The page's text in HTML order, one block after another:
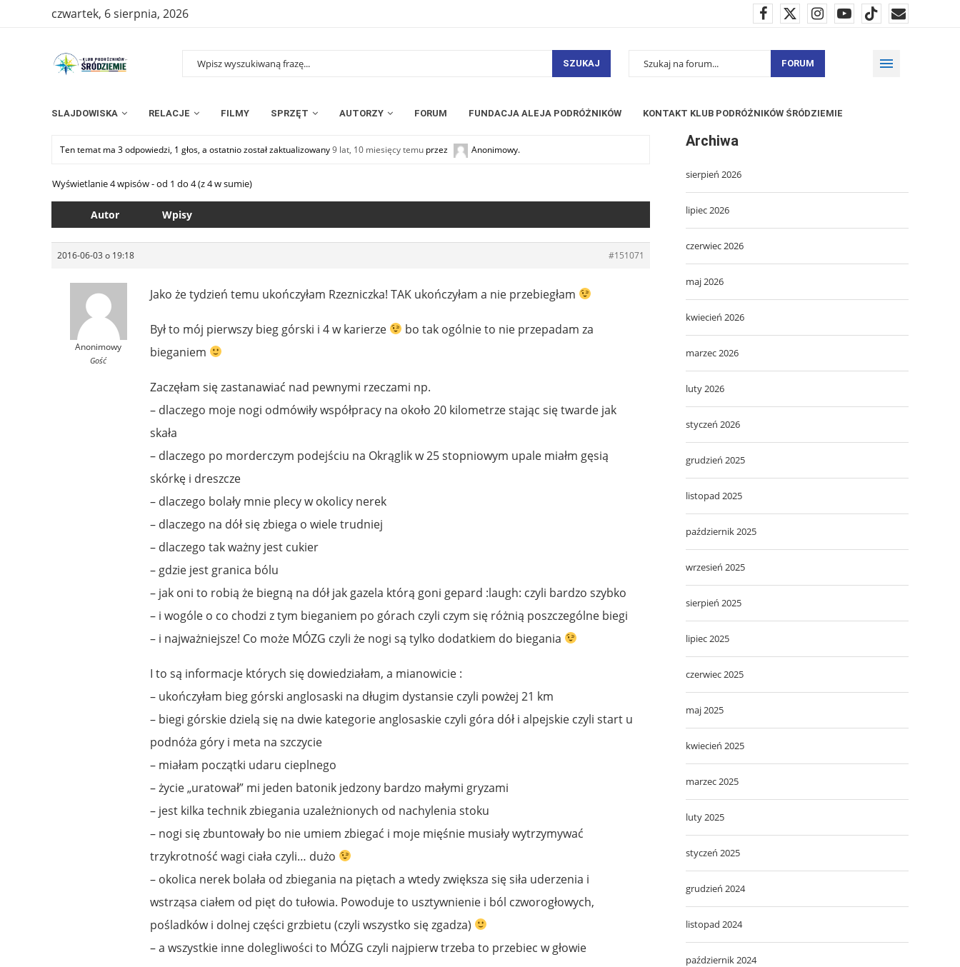
czwartek, 6 sierpnia, 2026
SZUKAJ FORUM
SLAJDOWISKA RELACJE FILMY SPRZĘT AUTORZY FORUM FUNDACJA ALEJA PODRÓŻNIKÓW KONTAKT KLUB PODRÓŻNIKÓW ŚRÓDZIEMIE
Ten temat ma 3 odpowiedzi, 1 głos, a ostatnio został zaktualizowany9 lat, 10 miesięcy temu przez Anonimowy.
Wyświetlanie 4 wpisów - od 1 do 4 (z 4 w sumie)
Autor Wpisy
2016-06-03 o 19:18 #151071
Anonimowy
Gość
Jako że tydzień temu ukończyłam Rzezniczka! TAK ukończyłam a nie przebiegłam
Był to mój pierwszy bieg górski i 4 w karierze
bo tak ogólnie to nie przepadam za
bieganiem
Zaczęłam się zastanawiać nad pewnymi rzeczami np.
– dlaczego moje nogi odmówiły współpracy na około 20 kilometrze stając się twarde jak
skała
– dlaczego po morderczym podejściu na Okrąglik w 25 stopniowym upale miałm gęsią
skórkę i dreszcze
– dlaczego bolały mnie plecy w okolicy nerek
– dlaczego na dół się zbiega o wiele trudniej
– dlaczego tak ważny jest cukier
– gdzie jest granica bólu
– jak oni to robią że biegną na dół jak gazela którą goni gepard :laugh: czyli bardzo szybko
– i wogóle o co chodzi z tym bieganiem po górach czyli czym się różnią poszczególne biegi
– i najważniejsze! Co może MÓZG czyli że nogi są tylko dodatkiem do biegania
I to są informacje których się dowiedziałam, a mianowicie :
– ukończyłam bieg górski anglosaski na długim dystansie czyli powżej 21 km
– biegi górskie dzielą się na dwie kategorie anglosaskie czyli góra dół i alpejskie czyli start u
podnóża góry i meta na szczycie
– miałam początki udaru cieplnego
– życie „uratował” mi jeden batonik jedzony bardzo małymi gryzami
– jest kilka technik zbiegania uzależnionych od nachylenia stoku
– nogi się zbuntowały bo nie umiem zbiegać i moje mięśnie musiały wytrzymywać
trzykrotność wagi ciała czyli… dużo
– okolica nerek bolała od zbiegania na piętach a wtedy zwiększa się siła uderzenia i
wstrząsa ciałem od pięt do tułowia. Powoduje to usztywnienie i ból czworogłowych,
pośladków i dolnej części grzbietu (czyli wszystko się zgadza)
– a wszystkie inne dolegliwości to MÓZG czyli najpierw trzeba to przebiec w głowie
Archiwa
sierpień 2026
lipiec 2026
czerwiec 2026
maj 2026
kwiecień 2026
marzec 2026
luty 2026
styczeń 2026
grudzień 2025
listopad 2025
październik 2025
wrzesień 2025
sierpień 2025
lipiec 2025
czerwiec 2025
maj 2025
kwiecień 2025
marzec 2025
luty 2025
styczeń 2025
grudzień 2024
listopad 2024
październik 2024